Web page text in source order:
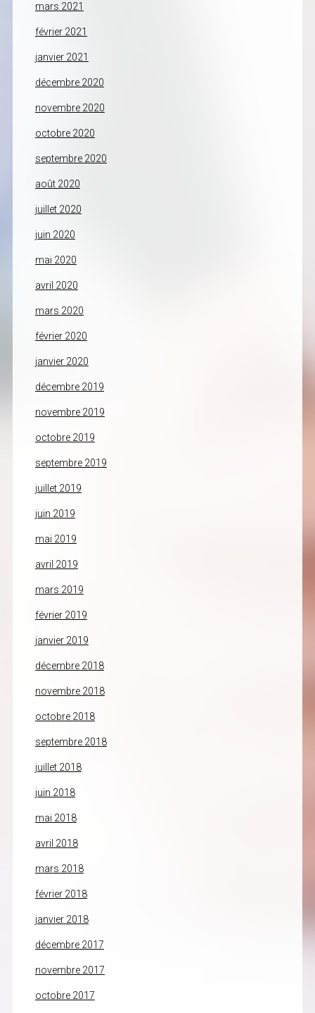
mars 2021
février 2021
janvier 2021
décembre 2020
novembre 2020
octobre 2020
septembre 2020
août 2020
juillet 2020
juin 2020
mai 2020
avril 2020
mars 2020
février 2020
janvier 2020
décembre 2019
novembre 2019
octobre 2019
septembre 2019
juillet 2019
juin 2019
mai 2019
avril 2019
mars 2019
février 2019
janvier 2019
décembre 2018
novembre 2018
octobre 2018
septembre 2018
juillet 2018
juin 2018
mai 2018
avril 2018
mars 2018
février 2018
janvier 2018
décembre 2017
novembre 2017
octobre 2017